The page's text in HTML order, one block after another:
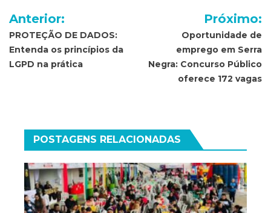
Navegação
de
Post
Anterior:
PROTEÇÃO DE DADOS:
Entenda os princípios da
LGPD na prática
Próximo:
Oportunidade de
emprego em Serra
Negra: Concurso Público
oferece 172 vagas
POSTAGENS RELACIONADAS